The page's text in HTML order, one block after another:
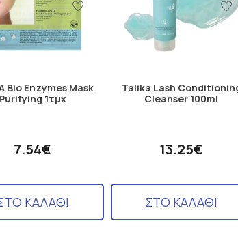
Bio Enzymes Mask
1τμχ
7.54€
ΚΑΛΑΘΙ
Talika Lash
Cleanser 100ml
13.25€
ΣΤΟ ΚΑΛΑΘΙ